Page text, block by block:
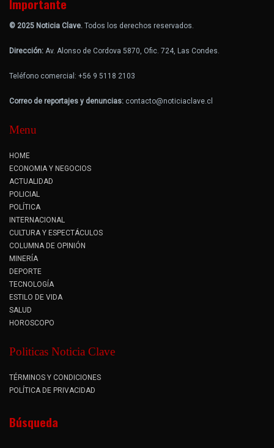
© 2025 Noticia Clave. Todos los derechos reservados.
Dirección: Av. Alonso de Cordova 5870, Ofic. 724, Las Condes.
Teléfono comercial: +56 9 5118 2103
Correo de reportajes y denuncias: contacto@noticiaclave.cl
Menu
HOME
ECONOMIA Y NEGOCIOS
ACTUALIDAD
POLICIAL
POLÍTICA
INTERNACIONAL
CULTURA Y ESPECTÁCULOS
COLUMNA DE OPINIÓN
MINERÍA
DEPORTE
TECNOLOGÍA
ESTILO DE VIDA
SALUD
HOROSCOPO
Politicas Noticia Clave
TÉRMINOS Y CONDICIONES
POLÍTICA DE PRIVACIDAD
Búsqueda